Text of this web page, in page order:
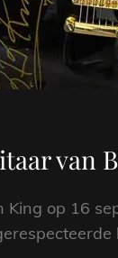
van
King op 16